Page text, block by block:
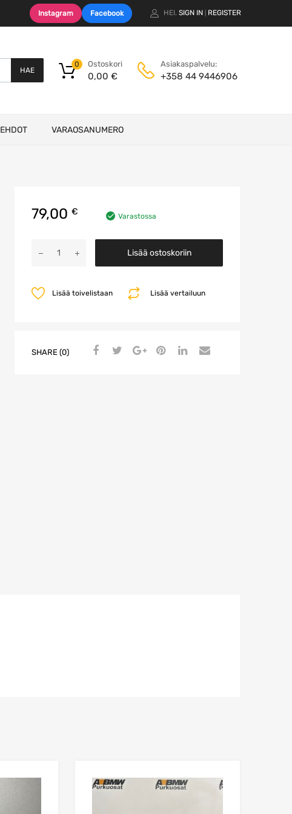
Instagram Facebook HEI. SIGN IN REGISTER
HAE
Ostoskori
0,00 €
0 Asiakaspalvelu:
+358 44 9446906
EHDOT VARAOSANUMERO
79,00 € Varastossa
Ohjainyksikkö
Lisää ostoskoriin
Lisää vertailuun
Lisää toivelistaan
SHARE (0)
Lisää toivelistaan